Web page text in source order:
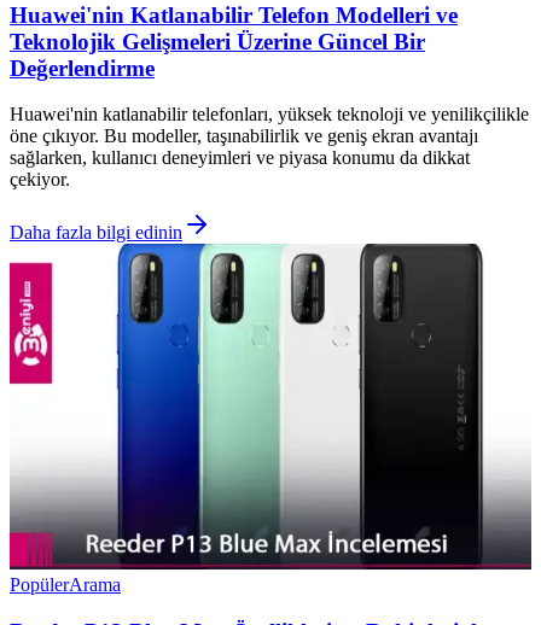
Huawei'nin Katlanabilir Telefon Modelleri ve
Teknolojik Gelişmeleri Üzerine Güncel Bir
Değerlendirme
Huawei'nin katlanabilir telefonları, yüksek teknoloji ve yenilikçilikle
öne çıkıyor. Bu modeller, taşınabilirlik ve geniş ekran avantajı
sağlarken, kullanıcı deneyimleri ve piyasa konumu da dikkat
çekiyor.
Daha fazla bilgi edinin
PopülerArama